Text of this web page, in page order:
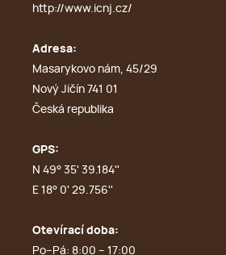
http://www.icnj.cz/
Adresa:
Masarykovo nám, 45/29
Nový Jičín 741 01
Česká republika
GPS:
N 49° 35' 39.184''
E 18° 0' 29.756''
Otevírací doba:
Po–Pá: 8:00 – 17:00